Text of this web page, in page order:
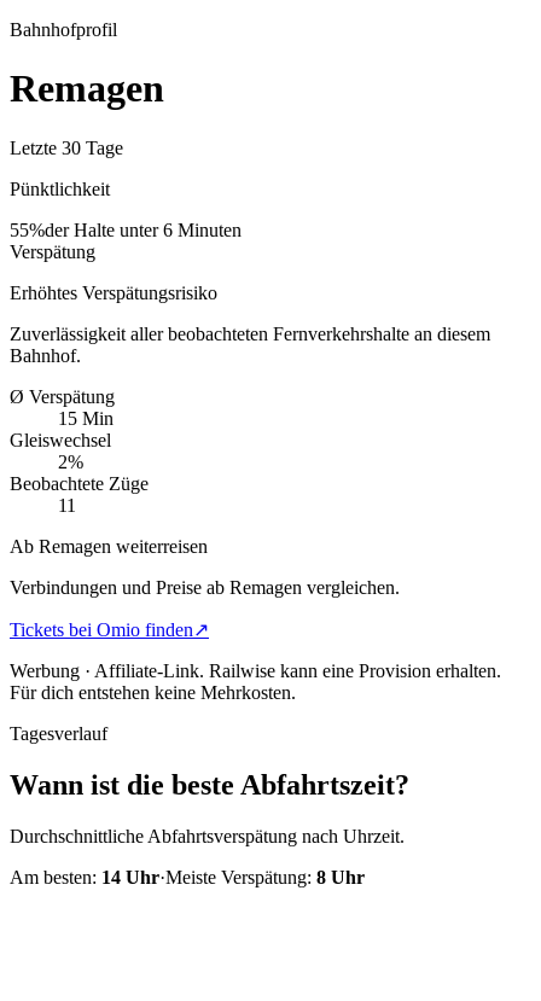
Bahnhofprofil
Remagen
Letzte 30 Tage
Pünktlichkeit
55%der Halte unter 6 Minuten
Verspätung
Erhöhtes Verspätungsrisiko
Zuverlässigkeit aller beobachteten Fernverkehrshalte an diesem
Bahnhof.
Ø Verspätung
15 Min
Gleiswechsel
2%
Beobachtete Züge
11
Ab Remagen weiterreisen
Verbindungen und Preise ab Remagen vergleichen.
Tickets bei Omio finden↗
Werbung · Affiliate-Link. Railwise kann eine Provision erhalten.
Für dich entstehen keine Mehrkosten.
Tagesverlauf
Wann ist die beste Abfahrtszeit?
Durchschnittliche Abfahrtsverspätung nach Uhrzeit.
Am besten: 14 Uhr·Meiste Verspätung: 8 Uhr